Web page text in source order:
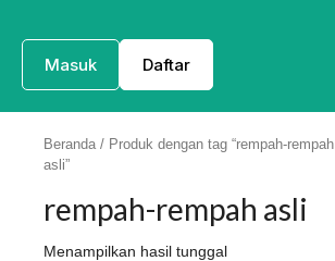
Masuk Daftar
Beranda / Produk dengan tag “rempah-rempah
asli”
rempah-rempah asli
Menampilkan hasil tunggal